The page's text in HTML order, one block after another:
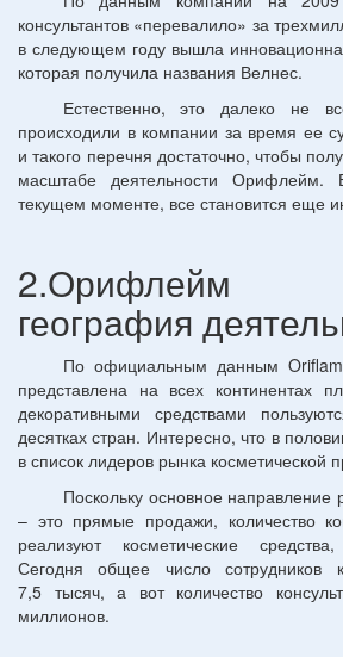
консультантов «перевалило» за
в следующем году вышла
которая получила названия Велнес.
Естественно, это далеко не
происходили в компании за время ее
и такого перечня достаточно, чтобы
масштабе деятельности Орифлейм.
текущем моменте, все становится еще
2.Орифлейм
география
По официальным данным
представлена на всех континентах
декоративными средствами
десятках стран. Интересно, что в
в список лидеров рынка косметической
Поскольку основное направление
– это прямые продажи, количество
реализуют косметические
Сегодня общее число сотрудников
7,5 тысяч, а вот количество
миллионов.